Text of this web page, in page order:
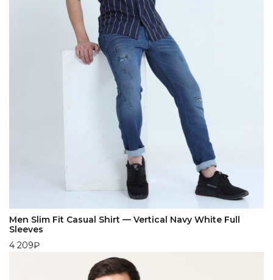
Men Slim Fit Casual Shirt — Vertical Navy White Full
Sleeves
4 209₽